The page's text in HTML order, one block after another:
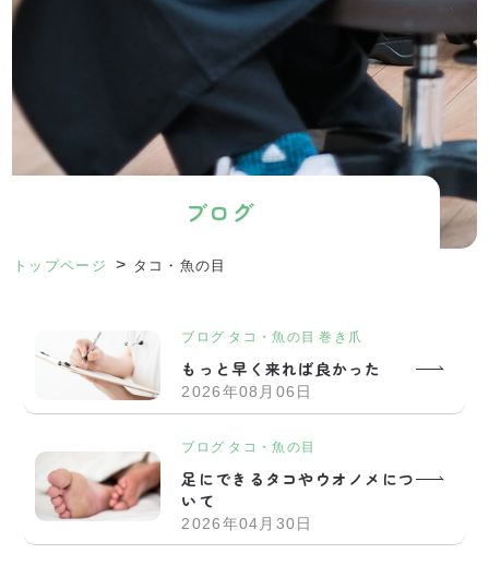
ブログ
トップページ > タコ・魚の目
ブログ タコ・魚の目 巻き爪
もっと早く来れば良かった
2026年08月06日
ブログ タコ・魚の目
足にできるタコやウオノメにつ
いて
2026年04月30日